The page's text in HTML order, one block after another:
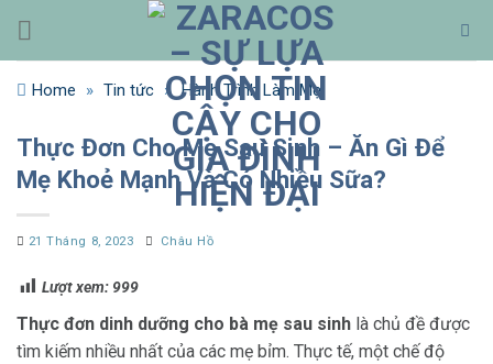
qua
nội
dungHome » Tin tức » Hành Trình Làm Mẹ
Thực Đơn Cho Mẹ Sau Sinh – Ăn Gì Để
Mẹ Khoẻ Mạnh Và Có Nhiều Sữa?
21 Tháng 8, 2023 Châu Hồ
Lượt xem: 999
Thực đơn dinh dưỡng cho bà mẹ sau sinh là chủ đề được
tìm kiếm nhiều nhất của các mẹ bỉm. Thực tế, một chế độ